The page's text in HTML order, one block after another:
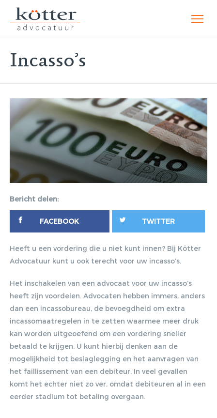
Incasso’s
Bericht delen:
FACEBOOK TWITTER
Heeft u een vordering die u niet kunt innen? Bij Kötter
Advocatuur kunt u ook terecht voor uw incasso’s.
Het inschakelen van een advocaat voor uw incasso’s
heeft zijn voordelen. Advocaten hebben immers, anders
dan een incassobureau, de bevoegdheid om extra
incassomaatregelen in te zetten waarmee meer druk
kan worden uitgeoefend om een vordering sneller
betaald te krijgen. U kunt hierbij denken aan de
mogelijkheid tot beslaglegging en het aanvragen van
het faillissement van een debiteur. In veel gevallen
komt het echter niet zo ver, omdat debiteuren al in een
eerder stadium tot betaling overgaan.
Gratis E-
magazine